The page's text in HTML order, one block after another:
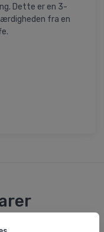
Dette er en 3-
fra en